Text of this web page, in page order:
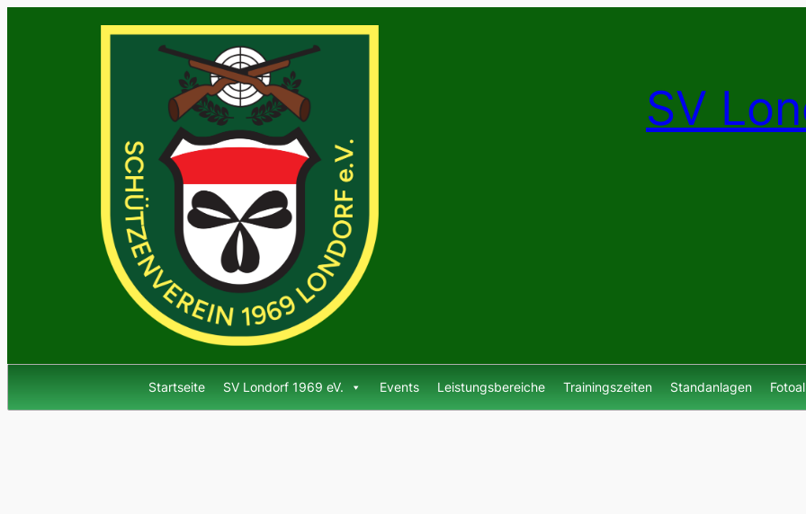
SV
Startseite SV Londorf 1969 eV. Events Leistungsbereiche Trainingszeiten Standanlagen